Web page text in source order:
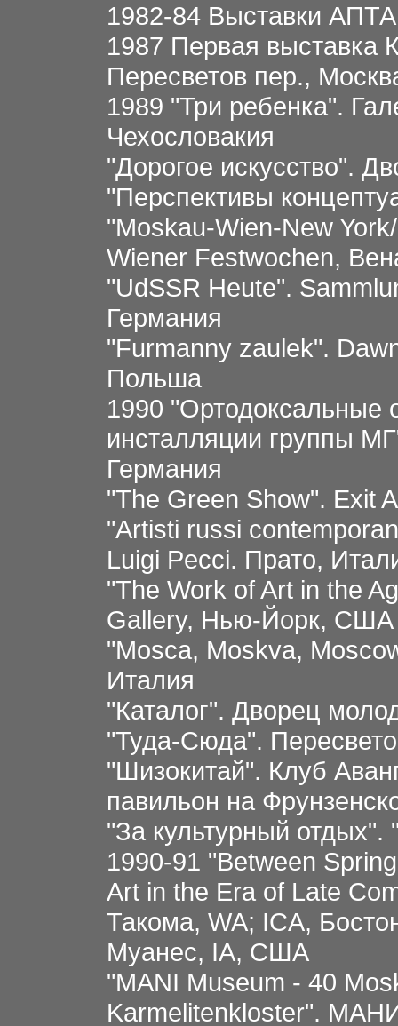
1982-84 Выставки
1987 Первая выставка
Пересветов пер.,
1989 "Три ребенка".
Чехословакия
"Дорогое искусство".
"Перспективы
"Moskau-Wien-New
Wiener Festwochen,
"UdSSR Heute".
Германия
"Furmanny zaulek".
Польша
1990 "Ортодоксальные
инсталляции группы
Германия
"The Green Show".
"Artisti russi
Luigi Pecci. Прато,
"The Work of Art in the
Gallery, Нью-Йорк, США
"Mosca, Moskva,
Италия
"Каталог". Двоpец
"Туда-Сюда".
"Шизокитай". Клуб
павильон на
"За культурный
1990-91 "Between
Art in the Era of Late
Такома, WA; ICA,
Муанес, IA, США
"MANI Museum - 40
Karmelitenkloster".